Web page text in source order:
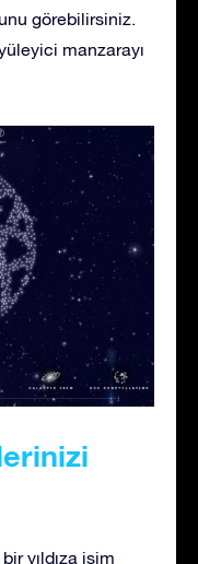
görebilirsiniz.
manzarayı
yıldıza isim